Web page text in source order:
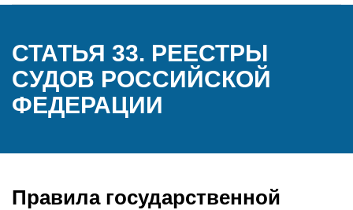
СТАТЬЯ 33. РЕЕСТРЫ
СУДОВ РОССИЙСКОЙ
ФЕДЕРАЦИИ
Правила государственной